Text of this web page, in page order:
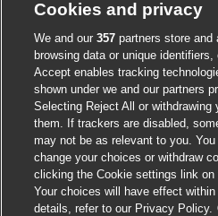
Cookie policy
Accessibility
External
link
opens
in
a
new
window
External
link
opens
in
a
new
window
External
link
opens
in
a
new
window
External
link
opens
in
a
new
window
link
opens
in
a
new
© BMJ Publishing Group 2026
ISSN 2515-9615
Cookies and privacy
We and our357 partners store
browsing data or unique identifiers,
Accept enables tracking
shown under we and our partners
Selecting Reject All or withdrawing
them. If trackers are disabled,
may not be as relevant to you.
change your choices or withdraw
clicking the Cookie settings link
Your choices will have effect
details, refer to our Privacy Policy.